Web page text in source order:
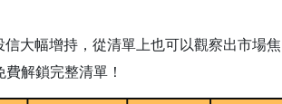
大幅增持，從清單上也可以觀察出市場焦
解鎖完整清單！